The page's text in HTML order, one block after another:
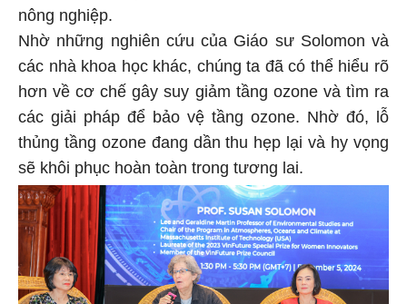
nông nghiệp.
Nhờ những nghiên cứu của Giáo sư Solomon và
các nhà khoa học khác, chúng ta đã có thể hiểu rõ
hơn về cơ chế gây suy giảm tầng ozone và tìm ra
các giải pháp để bảo vệ tầng ozone. Nhờ đó, lỗ
thủng tầng ozone đang dần thu hẹp lại và hy vọng
sẽ khôi phục hoàn toàn trong tương lai.